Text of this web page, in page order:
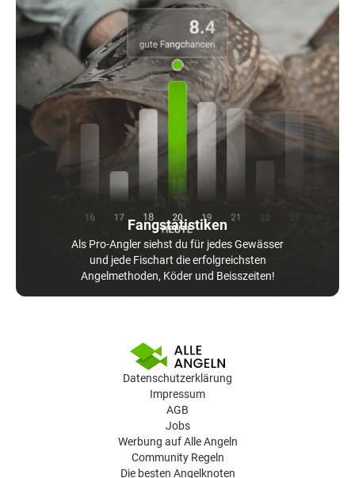
Fangstatistiken
Als Pro-Angler siehst du für jedes Gewässer
und jede Fischart die erfolgreichsten
Angelmethoden, Köder und Beisszeiten!
Datenschutzerklärung
Impressum
AGB
Jobs
Werbung auf Alle Angeln
Community Regeln
Die besten Angelknoten